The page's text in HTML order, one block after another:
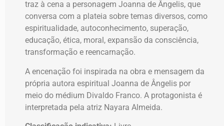
traz à cena a personagem Joanna de Ângelis, que
conversa com a plateia sobre temas diversos, como
espiritualidade, autoconhecimento, superação,
educação, ética, moral, expansão da consciência,
transformação e reencarnação.
A encenação foi inspirada na obra e mensagem da
própria autora espiritual Joanna de Ângelis por
meio do médium Divaldo Franco. A protagonista é
interpretada pela atriz Nayara Almeida.